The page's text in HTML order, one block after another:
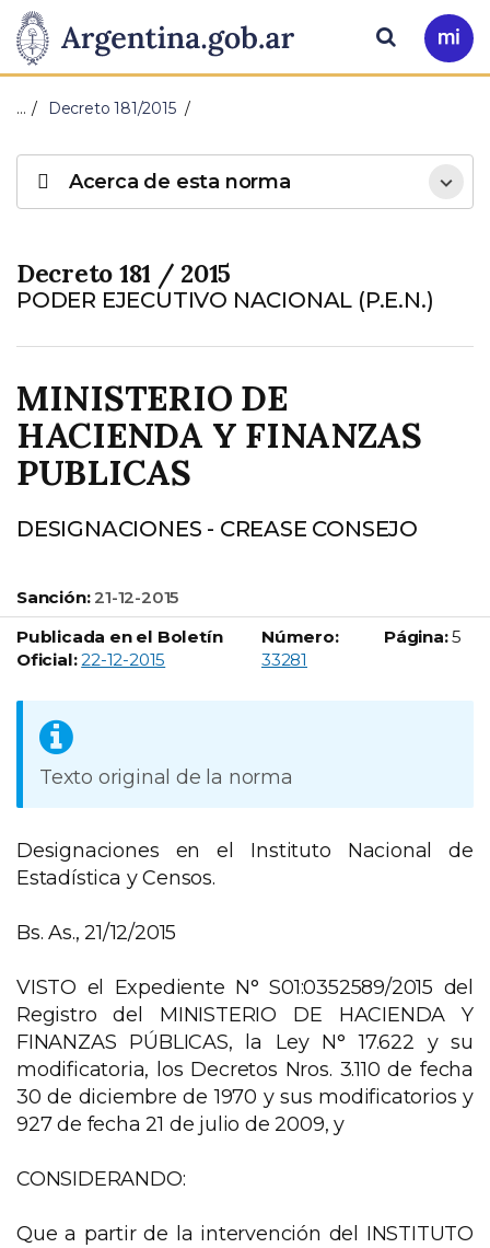
Presidencia
de
Nación
Pasar al contenido principal
Ir
a
Buscar
… Decreto 181/2015
Decreto 181 / 2015
PODER EJECUTIVO NACIONAL (P.E.N.)
MINISTERIO DE
HACIENDA Y FINANZAS
PUBLICAS
DESIGNACIONES - CREASE CONSEJO
Sanción: 21-12-2015
Publicada en el Boletín
Oficial: 22-12-2015
Número:
Boletín Oficial número:
33281
Página: 5
Texto original de la norma
Designaciones en el Instituto Nacional de
Estadística y Censos.
Bs. As., 21/12/2015
VISTO el Expediente N° S01:0352589/2015 del
Registro del MINISTERIO DE HACIENDA Y
FINANZAS PÚBLICAS, la Ley N° 17.622 y su
modificatoria, los Decretos Nros. 3.110 de fecha
30 de diciembre de 1970 y sus modificatorios y
927 de fecha 21 de julio de 2009, y
CONSIDERANDO:
Que a partir de la intervención del INSTITUTO
Acerca de esta norma